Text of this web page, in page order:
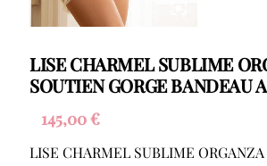
LISE CHARMEL SUBLIME
SOUTIEN GORGE BANDEAU
145,00€
LISE CHARMEL SUBLIME